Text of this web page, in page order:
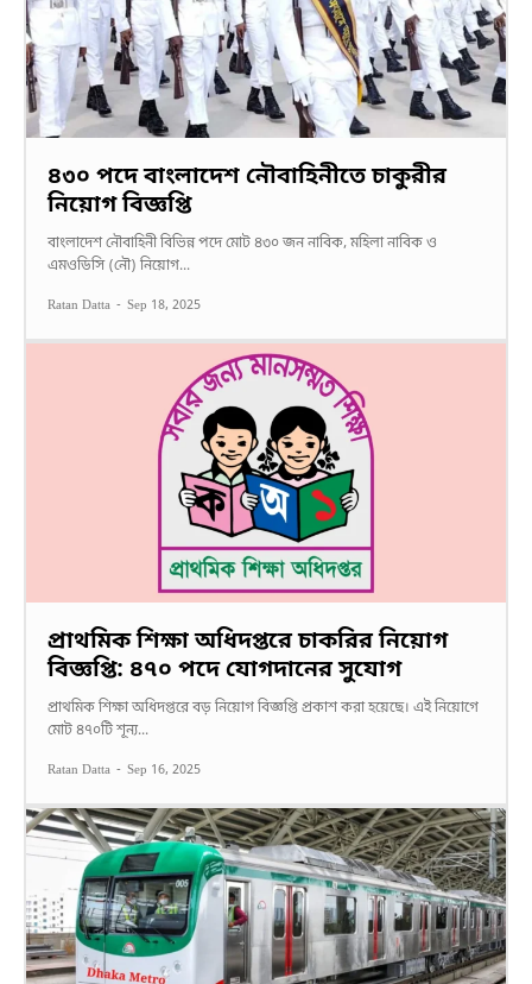
৪৩০ পদে বাংলাদেশ নৌবাহিনীতে চাকুরীর
নিয়োগ বিজ্ঞপ্তি
বাংলাদেশ নৌবাহিনী বিভিন্ন পদে মোট ৪৩০ জন নাবিক, মহিলা নাবিক ও
এমওডিসি (নৌ) নিয়োগ...
Ratan Datta - Sep 18, 2025
প্রাথমিক শিক্ষা অধিদপ্তরে চাকরির নিয়োগ
বিজ্ঞপ্তি: ৪৭০ পদে যোগদানের সুযোগ
প্রাথমিক শিক্ষা অধিদপ্তরে বড় নিয়োগ বিজ্ঞপ্তি প্রকাশ করা হয়েছে। এই নিয়োগে
মোট ৪৭০টি শূন্য...
Ratan Datta - Sep 16, 2025